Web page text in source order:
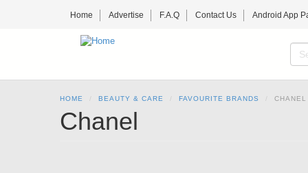
Home Advertise F.A.Q Contact Us Android App
HOME BEAUTY & CARE FAVOURITE BRANDS CHANEL
Chanel